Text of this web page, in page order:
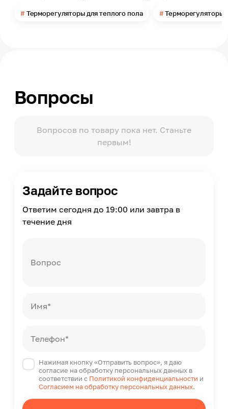
Выносной
85
Глубина
Канальная мощность
Есть
Нет
Возможность встраивания в рамки других производителей
Южная Корея
Терморегуляторы для теплого пола Терморегуляторы
Вопросы
Вопросов по товару пока нет. Станьте
первым!
Задайте вопрос
Ответим сегодня до 19:00 или завтра в
течение дня
Вопрос
Имя*
Телефон*
Нажимая кнопку «Отправить вопрос», я даю
согласие на обработку персональных данных в
соответствии с Политикой конфиденциальности и
Согласием на обработку персональных данных.